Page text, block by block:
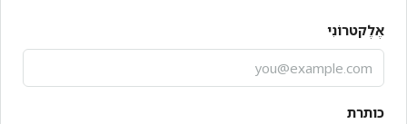
אֶלֶקטרוֹנִי
כותרת